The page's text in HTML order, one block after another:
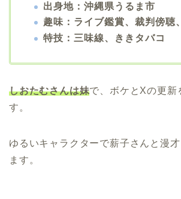
出身地：沖縄県うるま市
趣味：ライブ鑑賞、裁判傍聴
特技：三味線、ききタバコ
しおたむさんは妹で、ボケとXの更新
す。
ゆるいキャラクターで薪子さんと漫
ます。